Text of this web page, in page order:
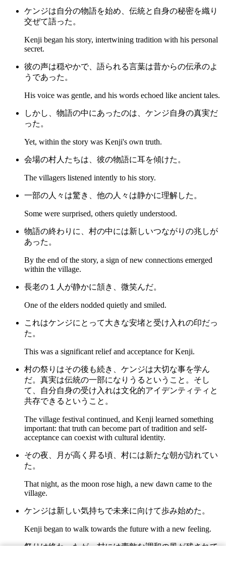
ケンジは自分の物語を始め、伝統と自身の秘密を織り
交ぜて語った。
Kenji began his story, intertwining tradition with his personal
secret.
彼の声は穏やかで、語られる言葉は昔からの伝承のよ
うであった。
His voice was gentle, and his words echoed like ancient tales.
しかし、物語の中にあったのは、ケンジ自身の真実だ
った。
Yet, within the story was Kenji's own truth.
会場の村人たちは、彼の物語に耳を傾けた。
The villagers listened intently to his story.
一部の人々は驚き、他の人々は静かに理解した。
Some were surprised, others quietly understood.
物語の終わりに、村の中には新しいつながりの兆しが
あった。
By the end of the story, a sign of new connections emerged
within the village.
長老の１人が静かに頷き、微笑んだ。
One of the elders nodded quietly and smiled.
これはケンジにとって大きな安堵と受け入れの印だっ
た。
This was a significant relief and acceptance for Kenji.
村の祭りはその後も続き、ケンジは大切な事を学ん
だ。真実は伝統の一部になりうるということ。そし
て、自分自身の受け入れは文化的アイデンティティと
共存できるということ。
The village festival continued, and Kenji learned something
important: that truth can become part of tradition and self-
acceptance can coexist with cultural identity.
その夜、月が高く昇る頃、村には新たな朝が訪れてい
た。
That night, as the moon rose high, a new dawn came to the
village.
ケンジは新しい気持ちで未来に向けて歩み始めた。
Kenji began to walk towards the future with a new feeling.
祭りは終わったが、村には素敵な調和の風が残されて